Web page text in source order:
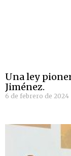
Una ley
Jiménez.
6 de febrero de 2024